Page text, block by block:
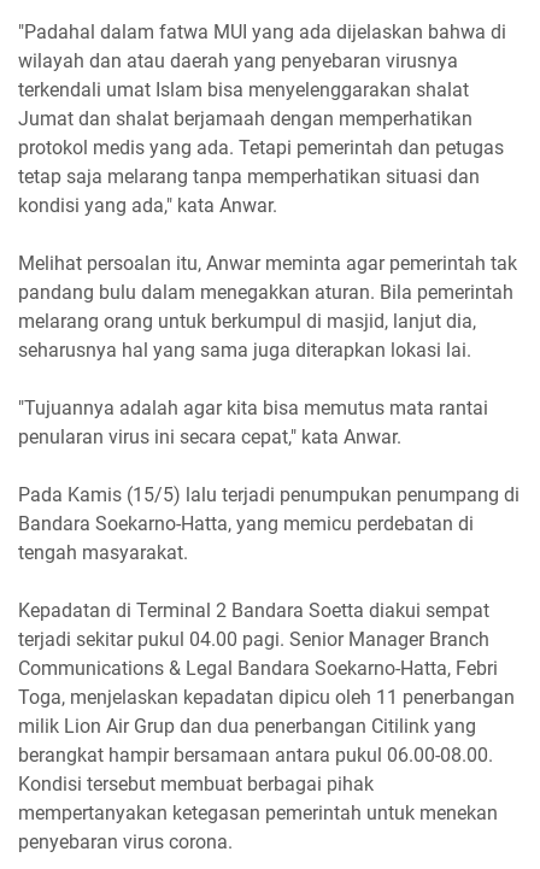
"Padahal dalam fatwa MUI yang ada dijelaskan bahwa di
wilayah dan atau daerah yang penyebaran virusnya
terkendali umat Islam bisa menyelenggarakan shalat
Jumat dan shalat berjamaah dengan memperhatikan
protokol medis yang ada. Tetapi pemerintah dan petugas
tetap saja melarang tanpa memperhatikan situasi dan
kondisi yang ada," kata Anwar.
Melihat persoalan itu, Anwar meminta agar pemerintah tak
pandang bulu dalam menegakkan aturan. Bila pemerintah
melarang orang untuk berkumpul di masjid, lanjut dia,
seharusnya hal yang sama juga diterapkan lokasi lai.
"Tujuannya adalah agar kita bisa memutus mata rantai
penularan virus ini secara cepat," kata Anwar.
Pada Kamis (15/5) lalu terjadi penumpukan penumpang di
Bandara Soekarno-Hatta, yang memicu perdebatan di
tengah masyarakat.
Kepadatan di Terminal 2 Bandara Soetta diakui sempat
terjadi sekitar pukul 04.00 pagi. Senior Manager Branch
Communications & Legal Bandara Soekarno-Hatta, Febri
Toga, menjelaskan kepadatan dipicu oleh 11 penerbangan
milik Lion Air Grup dan dua penerbangan Citilink yang
berangkat hampir bersamaan antara pukul 06.00-08.00.
Kondisi tersebut membuat berbagai pihak
mempertanyakan ketegasan pemerintah untuk menekan
penyebaran virus corona.